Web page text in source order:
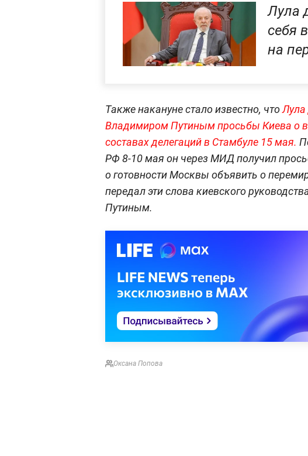
Лула
себя
на
Также накануне стало известно, чтоЛула
Владимиром Путиным просьбы Киева о
составах делегаций в Стамбуле 15 мая.
РФ 8-10 мая он через МИД получил
о готовности Москвы объявить о
передал эти слова киевского
Путиным.
Оксана Попова